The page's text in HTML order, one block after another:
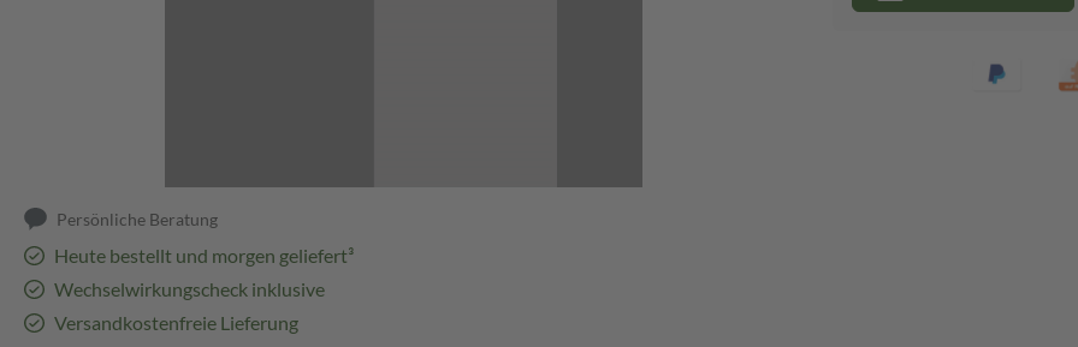
Persönliche Beratung
Heute bestellt und morgen geliefert³
Wechselwirkungscheck inklusive
Versandkostenfreie Lieferung